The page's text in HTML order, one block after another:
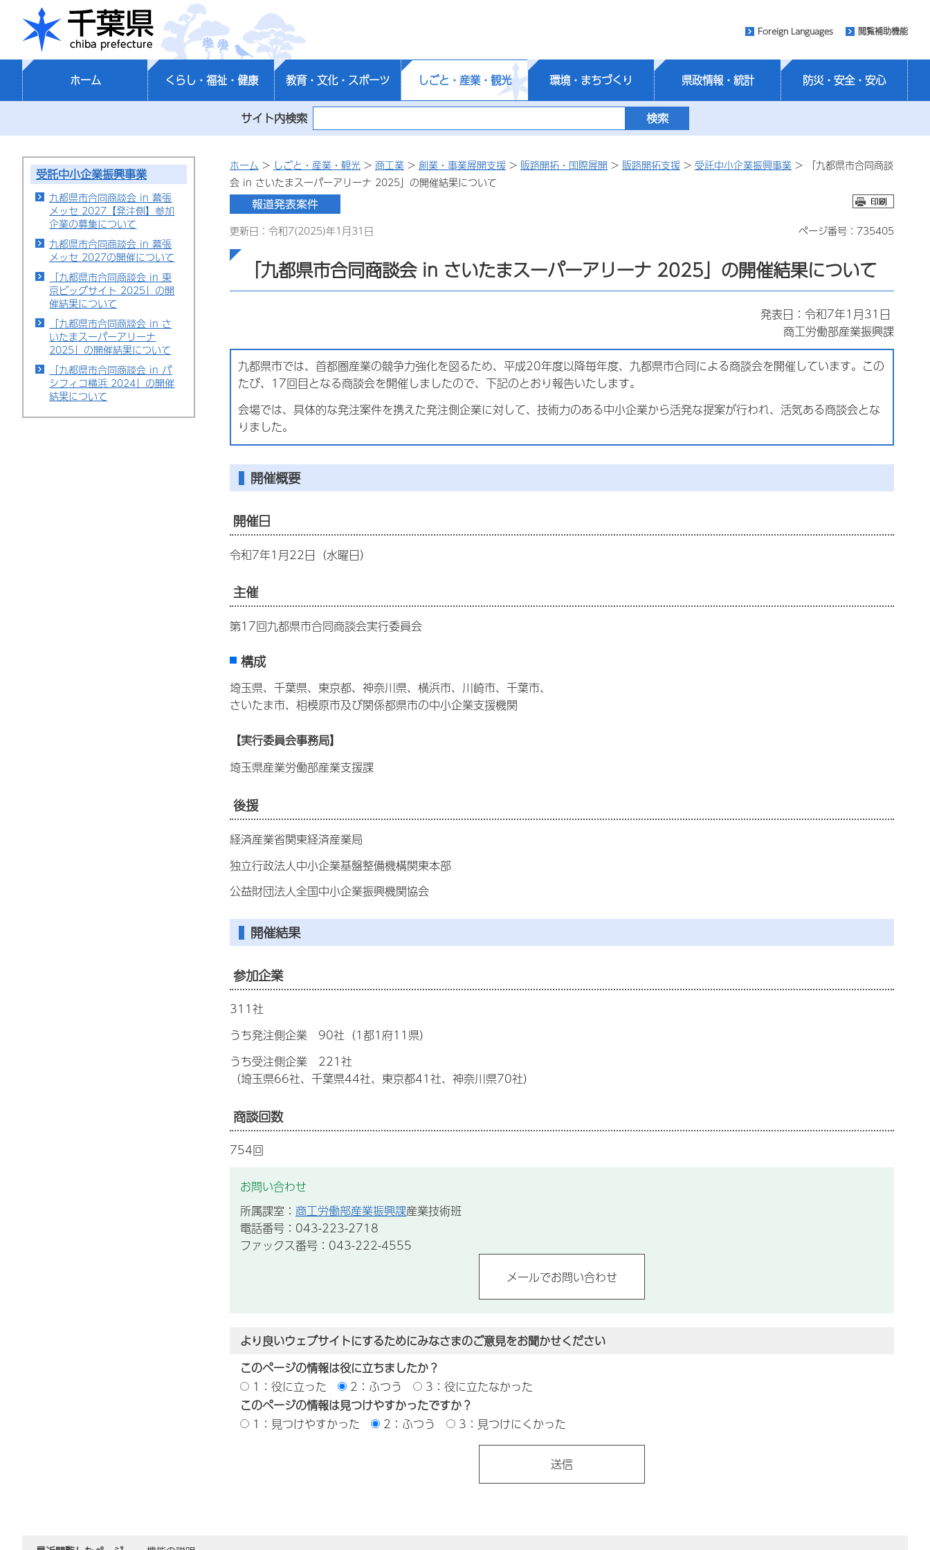
千葉県
Foreign Languages 閲覧補助機能
ホーム くらし・福祉・健康 教育・文化・スポーツ しごと・産業・観光 環境・まちづくり 県政情報・統計 防災・安全・安心
サイト内検索
受託中小企業振興事業
九都県市合同商談会 in 幕張
メッセ 2027【発注側】参加
企業の募集について
九都県市合同商談会 in 幕張
メッセ 2027の開催について
「九都県市合同商談会 in 東
京ビッグサイト 2025」の開
催結果について
「九都県市合同商談会 in さ
いたまスーパーアリーナ
2025」の開催結果について
「九都県市合同商談会 in パ
シフィコ横浜 2024」の開催
結果について
ホーム > しごと・産業・観光 > 商工業 > 創業・事業展開支援 > 販路開拓・国際展開 > 販路開拓支援 > 受託中小企業振興事業 > 「九都県市合同商談
会 in さいたまスーパーアリーナ 2025」の開催結果について
更新日：令和7(2025)年1月31日 ページ番号：735405
「九都県市合同商談会 in さいたまスーパーアリーナ 2025」の開催結果について
発表日：令和7年1月31日
商工労働部産業振興課
九都県市では、首都圏産業の競争力強化を図るため、平成20年度以降毎年度、九都県市合同による商談会を開催しています。この
たび、17回目となる商談会を開催しましたので、下記のとおり報告いたします。
会場では、具体的な発注案件を携えた発注側企業に対して、技術力のある中小企業から活発な提案が行われ、活気ある商談会とな
りました。
開催概要
開催日
令和7年1月22日（水曜日）
主催
第17回九都県市合同商談会実行委員会
構成
埼玉県、千葉県、東京都、神奈川県、横浜市、川崎市、千葉市、
さいたま市、相模原市及び関係都県市の中小企業支援機関
【実行委員会事務局】
埼玉県産業労働部産業支援課
後援
経済産業省関東経済産業局
独立行政法人中小企業基盤整備機構関東本部
公益財団法人全国中小企業振興機関協会
開催結果
参加企業
311社
うち発注側企業 90社（1都1府11県）
うち受注側企業 221社
（埼玉県66社、千葉県44社、東京都41社、神奈川県70社）
商談回数
754回
お問い合わせ
所属課室： 商工労働部産業振興課産業技術班
電話番号：043-223-2718
ファックス番号：043-222-4555
より良いウェブサイトにするためにみなさまのご意見をお聞かせください
このページの情報は役に立ちましたか？
1：役に立った
2：ふつう
3：役に立たなかった
このページの情報は見つけやすかったですか？
1：見つけやすかった
2：ふつう 3：見つけにくかった